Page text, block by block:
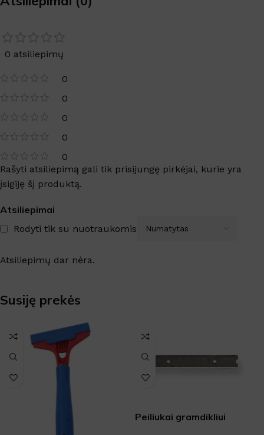
0 atsiliepimų
0
0
0
0
0
Atsiliepimai
Rodyti tik su nuotraukomis
Atsiliepimų dar nėra.
Rašyti atsiliepimą gali tik prisijungę pirkėjai, kurie yra
įsigiję šį produktą.
Susiję prekės
Peiliukai gramdikliui